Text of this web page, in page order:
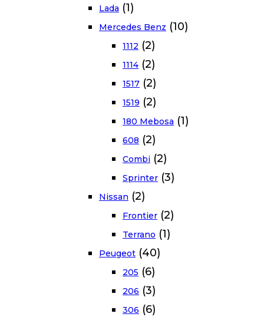
Lada (1)
Mercedes Benz (10)
1112 (2)
1114 (2)
1517 (2)
1519 (2)
180 Mebosa (1)
608 (2)
Combi (2)
Sprinter (3)
Nissan (2)
Frontier (2)
Terrano (1)
Peugeot (40)
205 (6)
206 (3)
306 (6)